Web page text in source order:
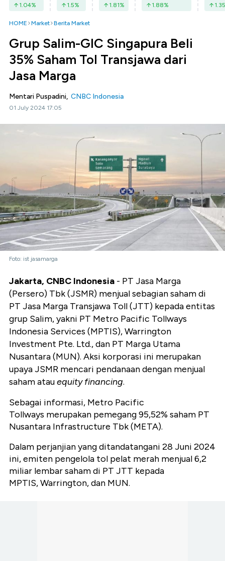
1.04% 1.5% 1.81% 1.88% 1.35
HOME Market Berita Market
Grup Salim-GIC Singapura Beli
35% Saham Tol Transjawa dari
Jasa Marga
Mentari Puspadini, CNBC Indonesia
01 July 2024 17:05
Foto: ist jasamarga
Jakarta, CNBC Indonesia - PT Jasa Marga
(Persero) Tbk (JSMR) menjual sebagian saham di
PT Jasa Marga Transjawa Toll (JTT) kepada entitas
grup Salim, yakni PT Metro Pacific Tollways
Indonesia Services (MPTIS), Warrington
Investment Pte. Ltd., dan PT Marga Utama
Nusantara (MUN). Aksi korporasi ini merupakan
upaya JSMR mencari pendanaan dengan menjual
saham atauequity financing.
Sebagai informasi, Metro Pacific
Tollways merupakan pemegang 95,52% saham PT
Nusantara Infrastructure Tbk (META).
Dalam perjanjian yang ditandatangani 28 Juni 2024
ini, emiten pengelola tol pelat merah menjual 6,2
miliar lembar saham di PT JTT kepada
MPTIS, Warrington, dan MUN.